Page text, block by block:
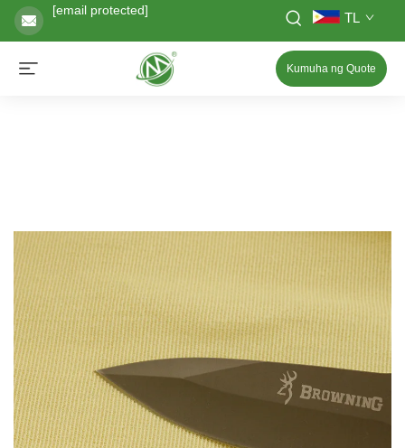
[email protected] TL
Kumuha ng Quote